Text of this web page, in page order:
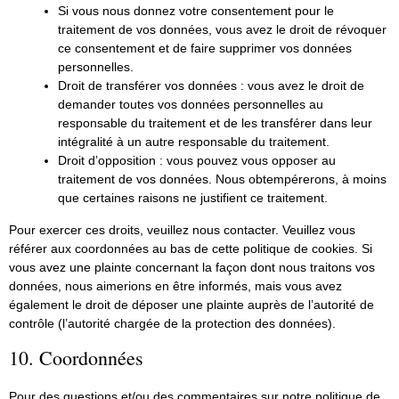
Si vous nous donnez votre consentement pour le
traitement de vos données, vous avez le droit de révoquer
ce consentement et de faire supprimer vos données
personnelles.
Droit de transférer vos données : vous avez le droit de
demander toutes vos données personnelles au
responsable du traitement et de les transférer dans leur
intégralité à un autre responsable du traitement.
Droit d’opposition : vous pouvez vous opposer au
traitement de vos données. Nous obtempérerons, à moins
que certaines raisons ne justifient ce traitement.
Pour exercer ces droits, veuillez nous contacter. Veuillez vous
référer aux coordonnées au bas de cette politique de cookies. Si
vous avez une plainte concernant la façon dont nous traitons vos
données, nous aimerions en être informés, mais vous avez
également le droit de déposer une plainte auprès de l’autorité de
contrôle (l’autorité chargée de la protection des données).
10. Coordonnées
Pour des questions et/ou des commentaires sur notre politique de